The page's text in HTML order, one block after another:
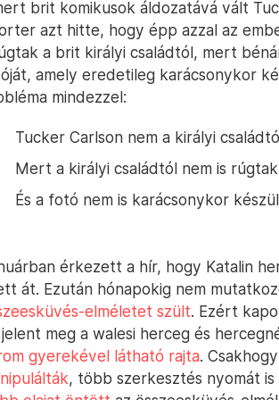
brit komikusok áldozatává vált
azt hitte, hogy épp azzal az
a brit királyi családtól, mert
amely eredetileg karácsonykor
mindezzel:
Tucker Carlson nem a királyi
Mert a királyi családtól nem is
És a fotó nem is karácsonykor
érkezett a hír, hogy Katalin
át. Ezután hónapokig nem
elméletet szült. Ezért
meg a walesi herceg és
gyerekével látható rajta.
, több szerkesztés nyomát